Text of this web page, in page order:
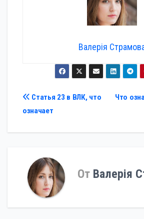
Валерія
Навигация
Что
Статья 23 в ВЛК, что
означает
От Валерія